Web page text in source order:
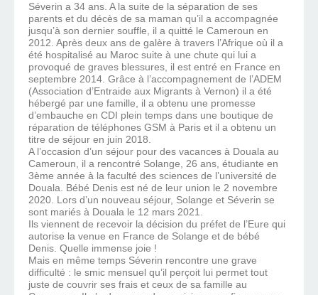
Séverin a 34 ans. A la suite de la séparation de ses
parents et du décès de sa maman qu’il a accompagnée
jusqu’à son dernier souffle, il a quitté le Cameroun en
2012. Après deux ans de galère à travers l’Afrique où il a
été hospitalisé au Maroc suite à une chute qui lui a
provoqué de graves blessures, il est entré en France en
septembre 2014. Grâce à l’accompagnement de l’ADEM
(Association d’Entraide aux Migrants à Vernon) il a été
hébergé par une famille, il a obtenu une promesse
d’embauche en CDI plein temps dans une boutique de
réparation de téléphones GSM à Paris et il a obtenu un
titre de séjour en juin 2018.
A l’occasion d’un séjour pour des vacances à Douala au
Cameroun, il a rencontré Solange, 26 ans, étudiante en
3ème année à la faculté des sciences de l’université de
Douala. Bébé Denis est né de leur union le 2 novembre
2020. Lors d’un nouveau séjour, Solange et Séverin se
sont mariés à Douala le 12 mars 2021.
Ils viennent de recevoir la décision du préfet de l’Eure qui
autorise la venue en France de Solange et de bébé
Denis. Quelle immense joie !
Mais en même temps Séverin rencontre une grave
difficulté : le smic mensuel qu’il perçoit lui permet tout
juste de couvrir ses frais et ceux de sa famille au